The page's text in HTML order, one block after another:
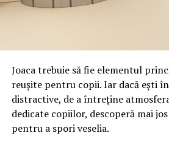
durata de viață a amenajării,
Directoratul Național de
false până la tentative de furt al
financiare. Instituția recomandă
sursei mesajelor și raportarea
unic 1911.
Campaniile identificate în ultimele
Joaca trebuie să fie elementul
reușite pentru copii. Iar dacă ești
distractive, de a întreține
dedicate copiilor, descoperă mai
pentru a spori veselia.